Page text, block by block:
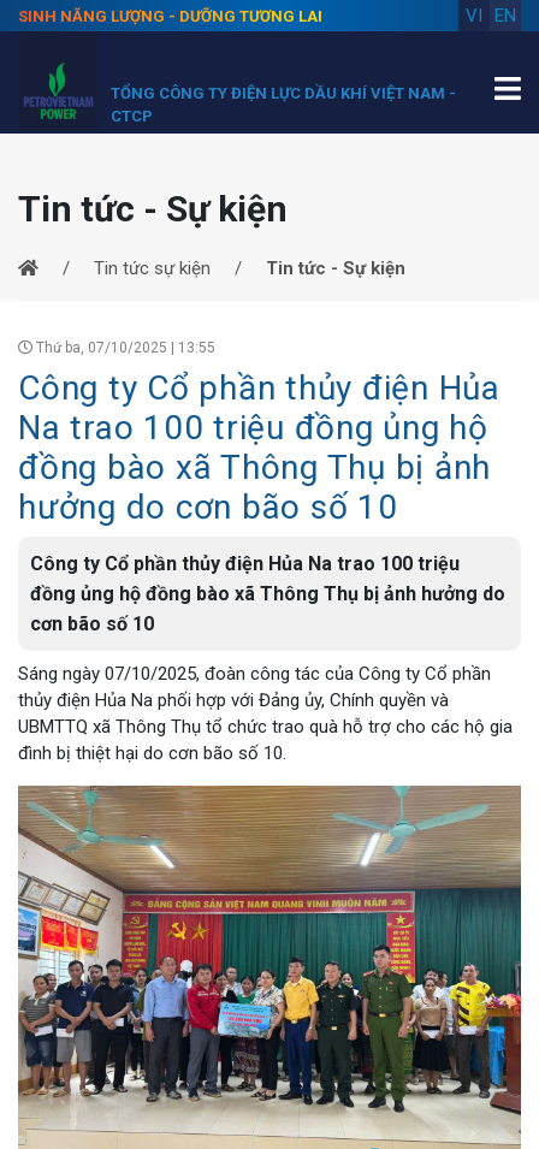
SINH NĂNG LƯỢNG - DƯỠNG TƯƠNG LAI EN
VI
TỔNG CÔNG TY ĐIỆN LỰC DẦU KHÍ VIỆT NAM -
CTCP
Tin tức - Sự kiện
Tin tức sự kiện Tin tức - Sự kiện
Thứ ba, 07/10/2025 | 13:55
Công ty Cổ phần thủy điện Hủa
Na trao 100 triệu đồng ủng hộ
đồng bào xã Thông Thụ bị ảnh
hưởng do cơn bão số 10
Công ty Cổ phần thủy điện Hủa Na trao 100 triệu
đồng ủng hộ đồng bào xã Thông Thụ bị ảnh hưởng do
cơn bão số 10
Sáng ngày 07/10/2025, đoàn công tác của Công ty Cổ phần
thủy điện Hủa Na phối hợp với Đảng ủy, Chính quyền và
UBMTTQ xã Thông Thụ tổ chức trao quà hỗ trợ cho các hộ gia
đình bị thiệt hại do cơn bão số 10.